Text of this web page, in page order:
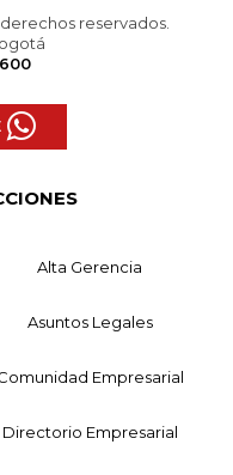
reservados.
Alta Gerencia
Asuntos Legales
Empresarial
Directorio Empresarial